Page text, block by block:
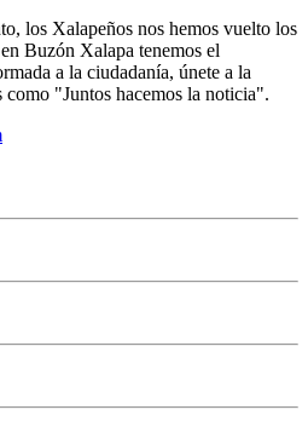
los Xalapeños nos hemos vuelto los
Buzón Xalapa tenemos el
a la ciudadanía, únete a la
"Juntos hacemos la noticia".